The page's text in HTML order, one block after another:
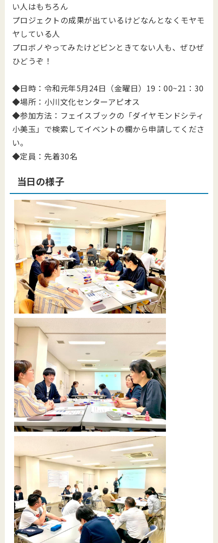
い人はもちろん
プロジェクトの成果が出ているけどなんとなくモヤモ
ヤしている人
プロボノやってみたけどピンときてない人も、ぜひぜ
ひどうぞ！
◆日時：令和元年5月24日（金曜日）19：00~21：30
◆場所：小川文化センターアピオス
◆参加方法：フェイスブックの「ダイヤモンドシティ
小美玉」で検索してイベントの欄から申請してくださ
い。
◆定員：先着30名
当日の様子